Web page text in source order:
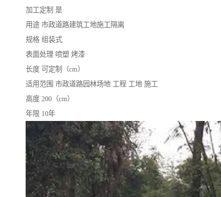
加工定制 是
用途 市政道路建筑工地施工隔离
规格 组装式
表面处理 喷塑 烤漆
长度 可定制（cm）
适用范围 市政道路园林场地 工程 工地 施工
高度 200（cm）
年限 10年